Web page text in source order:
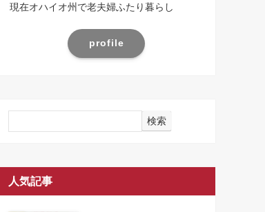
現在オハイオ州で老夫婦ふたり暮らし
profile
検索
人気記事